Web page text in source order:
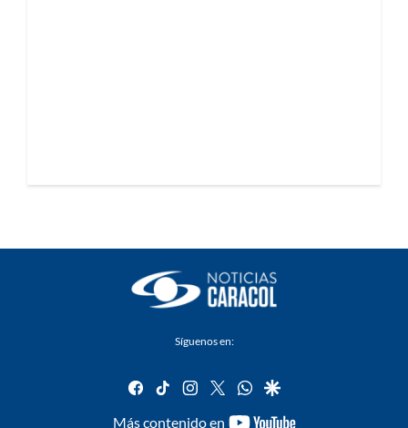
Síguenos en:
facebook
tiktok instagram
twitterwhatsapp
google
Más contenido en
youtube-